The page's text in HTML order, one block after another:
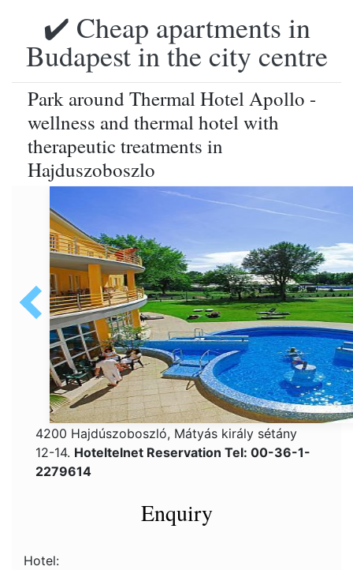
✔️ Cheap apartments in
Budapest in the city centre
Park around Thermal Hotel Apollo -
wellness and thermal hotel with
therapeutic treatments in
Hajduszoboszlo
4200 Hajdúszoboszló, Mátyás király sétány
12-14. Hoteltelnet Reservation Tel: 00-36-1-
2279614
Enquiry
Hotel: